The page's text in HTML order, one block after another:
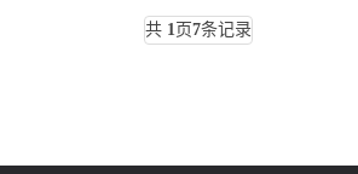
共 1 页7条记录